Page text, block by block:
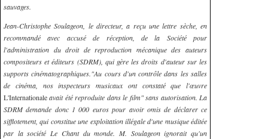
sauvages.
Jean-Christophe Soulageon, le directeur, a reçu une lettre sèche, en
recommandé avec accusé de réception, de la Société pour
l'administration du droit de reproduction mécanique des auteurs
compositeurs et éditeurs (SDRM), qui gère les droits d'auteur sur les
supports cinématographiques."Au cours d'un contrôle dans les salles
de cinéma, nos inspecteurs musicaux ont constaté que l'œuvre
L'Internationaleavait été reproduite dans le film" sans autorisation. La
SDRM demande donc 1 000 euros pour avoir omis de déclarer ce
sifflotement, qui constitue une exploitation illégale d'une musique éditée
par la société Le Chant du monde. M. Soulageon ignorait qu'un